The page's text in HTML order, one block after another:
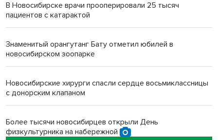
В Новосибирске врачи прооперировали 25 тысяч
пациентов с катарактой
Знаменитый орангутанг Бату отметил юбилей в
новосибирском зоопарке
Новосибирские хирурги спасли сердце восьмиклассницы
с донорским клапаном
Более тысячи новосибирцев открыли День
физкультурника на набережной